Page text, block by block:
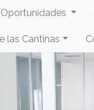
las Cantinas